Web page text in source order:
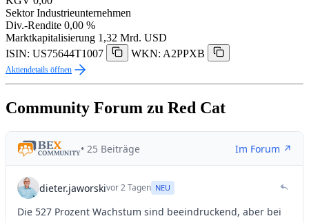
Sektor Industrieunternehmen
Div.-Rendite 0,00 %
Marktkapitalisierung 1,32 Mrd. USD
ISIN: US75644T1007
WKN: A2PPXB
Aktiendetails öffnen
Community Forum zu Red Cat